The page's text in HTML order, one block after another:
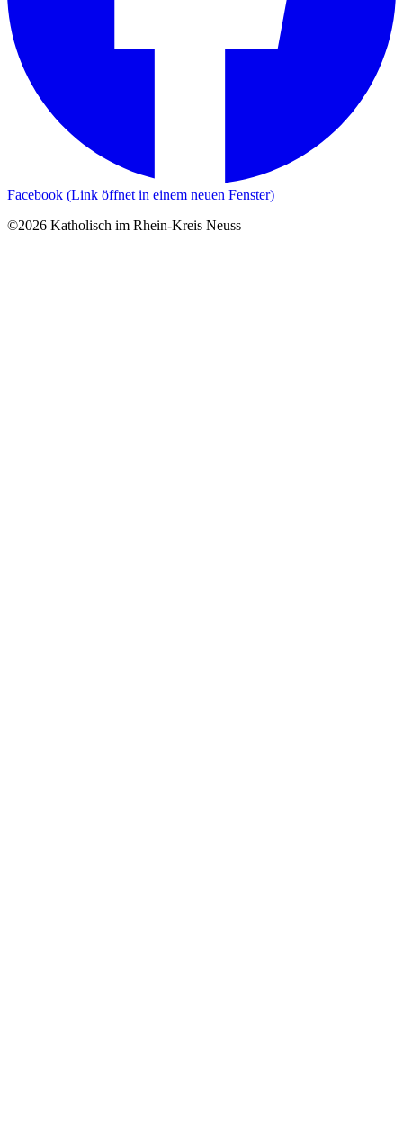
Facebook (Link öffnet in einem neuen Fenster)
©2026 Katholisch im Rhein-Kreis Neuss